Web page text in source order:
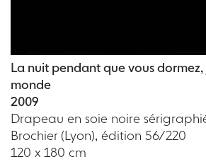
La nuit pendant que vous dormez,
monde
2009
Drapeau en soie noire
Brochier (Lyon), édition 56/220
120 x 180 cm